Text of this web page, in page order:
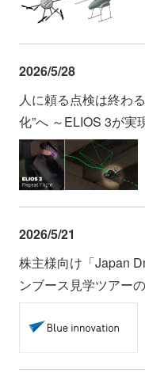
2026/5/28
人に頼る点検は終わ
化”へ ～ELIOS 3が実
2026/5/21
株主様向け「Japan
ンブース見学ツアー